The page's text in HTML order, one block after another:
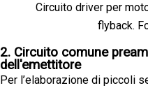
Circuito driver per
flyback.
2. Circuito comune
dell'emettitore
Per l’elaborazione di piccoli